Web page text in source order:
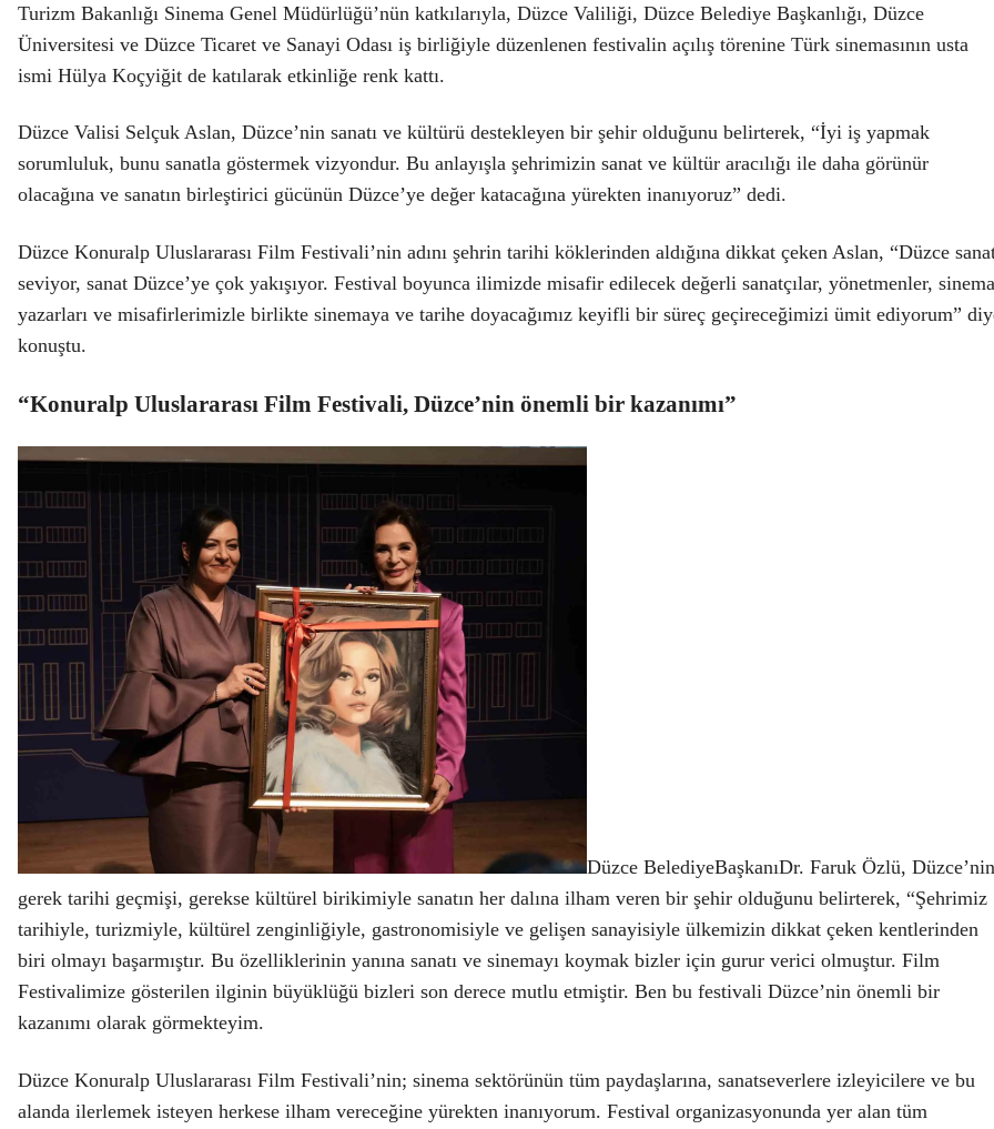
Turizm Bakanlığı Sinema Genel Müdürlüğü’nün katkılarıyla, Düzce Valiliği, Düzce Belediye Başkanlığı, Düzce
Üniversitesi ve Düzce Ticaret ve Sanayi Odası iş birliğiyle düzenlenen festivalin açılış törenine Türk sinemasının usta
ismi Hülya Koçyiğit de katılarak etkinliğe renk kattı.
Düzce Valisi Selçuk Aslan, Düzce’nin sanatı ve kültürü destekleyen bir şehir olduğunu belirterek, “İyi iş yapmak
sorumluluk, bunu sanatla göstermek vizyondur. Bu anlayışla şehrimizin sanat ve kültür aracılığı ile daha görünür
olacağına ve sanatın birleştirici gücünün Düzce’ye değer katacağına yürekten inanıyoruz” dedi.
Düzce Konuralp Uluslararası Film Festivali’nin adını şehrin tarihi köklerinden aldığına dikkat çeken Aslan, “Düzce
seviyor, sanat Düzce’ye çok yakışıyor. Festival boyunca ilimizde misafir edilecek değerli sanatçılar, yönetmenler, sinema
yazarları ve misafirlerimizle birlikte sinemaya ve tarihe doyacağımız keyifli bir süreç geçireceğimizi ümit ediyorum”
konuştu.
“Konuralp Uluslararası Film Festivali, Düzce’nin önemli bir kazanımı”
Düzce BelediyeBaşkanıDr. Faruk Özlü, Düzce’nin
gerek tarihi geçmişi, gerekse kültürel birikimiyle sanatın her dalına ilham veren bir şehir olduğunu belirterek, “Şehrimiz
tarihiyle, turizmiyle, kültürel zenginliğiyle, gastronomisiyle ve gelişen sanayisiyle ülkemizin dikkat çeken kentlerinden
biri olmayı başarmıştır. Bu özelliklerinin yanına sanatı ve sinemayı koymak bizler için gurur verici olmuştur. Film
Festivalimize gösterilen ilginin büyüklüğü bizleri son derece mutlu etmiştir. Ben bu festivali Düzce’nin önemli bir
kazanımı olarak görmekteyim.
Düzce Konuralp Uluslararası Film Festivali’nin; sinema sektörünün tüm paydaşlarına, sanatseverlere izleyicilere ve bu
alanda ilerlemek isteyen herkese ilham vereceğine yürekten inanıyorum. Festival organizasyonunda yer alan tüm